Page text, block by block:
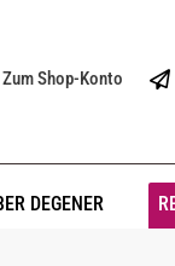
Zum Shop-Konto
DEGENER